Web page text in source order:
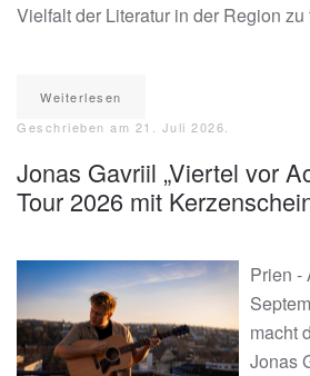
Vielfalt der Literatur in der Region zu
Weiterlesen
Geschrieben am 21. Juli 2026
Jonas Gavriil „Viertel vor
Tour 2026 mit
Prien -
macht
Jonas